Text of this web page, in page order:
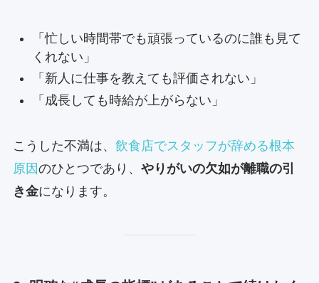
「忙しい時間帯でも頑張っているのに誰も見て
くれない」
「新人に仕事を教えても評価されない」
「成長しても時給が上がらない」
こうした不満は、 飲食店でスタッフが辞める根本
原因のひとつであり、 やりがいの欠如が離職の引
き金になります。